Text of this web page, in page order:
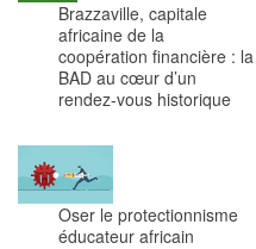
Brazzaville, capitale
africaine de la
coopération financière : la
BAD au cœur d’un
rendez-vous historique
Oser le protectionnisme
éducateur africain